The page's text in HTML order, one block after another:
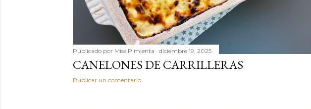
Publicado por Miss Pimienta diciembre 19, 2025
CANELONES DE CARRILLERAS
Publicar un comentario